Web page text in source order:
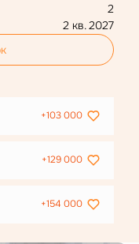
2
2 кв. 2027
+103 000
+129 000
+154 000